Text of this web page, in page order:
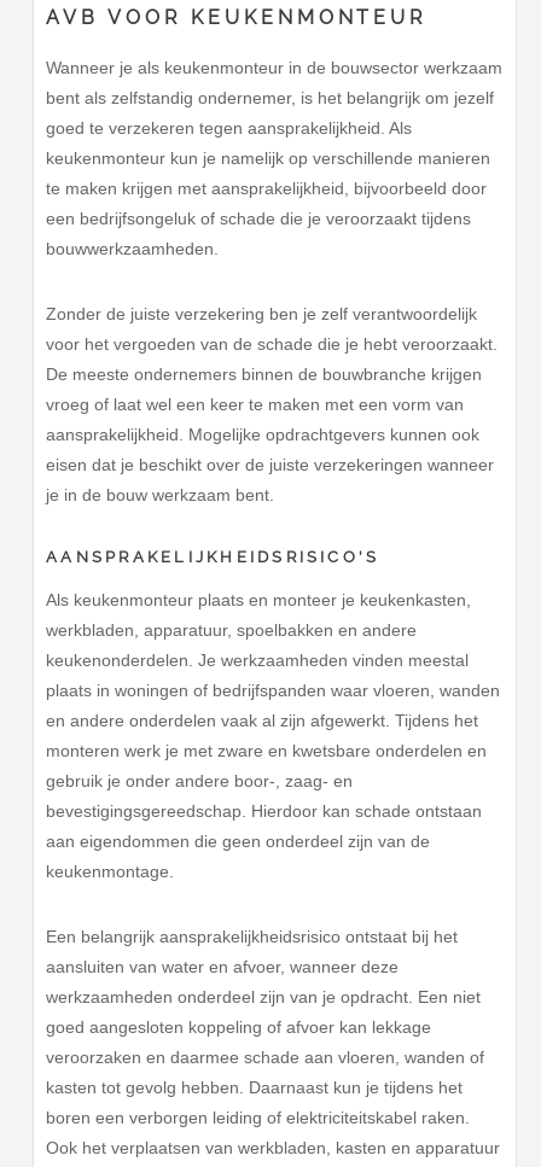
AVB VOOR KEUKENMONTEUR
Wanneer je als keukenmonteur in de bouwsector werkzaam
bent als zelfstandig ondernemer, is het belangrijk om jezelf
goed te verzekeren tegen aansprakelijkheid. Als
keukenmonteur kun je namelijk op verschillende manieren
te maken krijgen met aansprakelijkheid, bijvoorbeeld door
een bedrijfsongeluk of schade die je veroorzaakt tijdens
bouwwerkzaamheden.
Zonder de juiste verzekering ben je zelf verantwoordelijk
voor het vergoeden van de schade die je hebt veroorzaakt.
De meeste ondernemers binnen de bouwbranche krijgen
vroeg of laat wel een keer te maken met een vorm van
aansprakelijkheid. Mogelijke opdrachtgevers kunnen ook
eisen dat je beschikt over de juiste verzekeringen wanneer
je in de bouw werkzaam bent.
AANSPRAKELIJKHEIDSRISICO'S
Als keukenmonteur plaats en monteer je keukenkasten,
werkbladen, apparatuur, spoelbakken en andere
keukenonderdelen. Je werkzaamheden vinden meestal
plaats in woningen of bedrijfspanden waar vloeren, wanden
en andere onderdelen vaak al zijn afgewerkt. Tijdens het
monteren werk je met zware en kwetsbare onderdelen en
gebruik je onder andere boor-, zaag- en
bevestigingsgereedschap. Hierdoor kan schade ontstaan
aan eigendommen die geen onderdeel zijn van de
keukenmontage.
Een belangrijk aansprakelijkheidsrisico ontstaat bij het
aansluiten van water en afvoer, wanneer deze
werkzaamheden onderdeel zijn van je opdracht. Een niet
goed aangesloten koppeling of afvoer kan lekkage
veroorzaken en daarmee schade aan vloeren, wanden of
kasten tot gevolg hebben. Daarnaast kun je tijdens het
boren een verborgen leiding of elektriciteitskabel raken.
Ook het verplaatsen van werkbladen, kasten en apparatuur